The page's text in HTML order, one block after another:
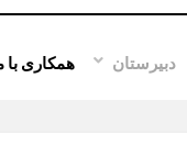
دبیرستان همکاری با